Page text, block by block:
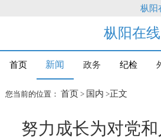
枞阳
枞阳在线
首页 新闻 政务 纪检
您当前的位置： 首页 > 国内 >正文
努力成长为对党